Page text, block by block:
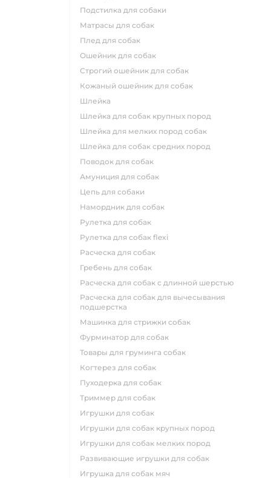
подстилка для собаки
матрасы для собак
плед для собак
ошейник для собак
строгий ошейник для собак
кожаный ошейник для собак
шлейка
шлейка для собак крупных пород
шлейка для мелких пород собак
шлейка для собак средних пород
поводок для собак
амуниция для собак
цепь для собаки
намордник для собак
рулетка для собак
рулетка для собак flexi
расческа для собак
гребень для собак
расческа для собак с длинной шерстью
расческа для собак для вычесывания
подшерстка
машинка для стрижки собак
фурминатор для собак
товары для груминга собак
когтерез для собак
пуходерка для собак
триммер для собак
игрушки для собак
игрушки для собак крупных пород
игрушки для собак мелких пород
развивающие игрушки для собак
игрушка для собак мяч